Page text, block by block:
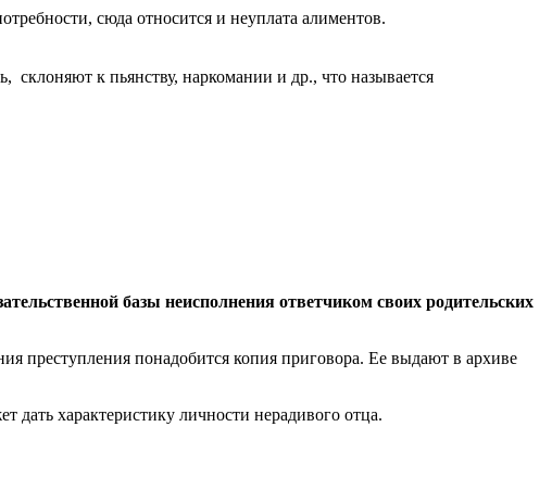
сюда относится и неуплата алиментов.
к пьянству, наркомании и др., что называется
базы неисполнения ответчиком своих родительских
преступления понадобится копия приговора. Ее выдают в архиве
характеристику личности нерадивого отца.